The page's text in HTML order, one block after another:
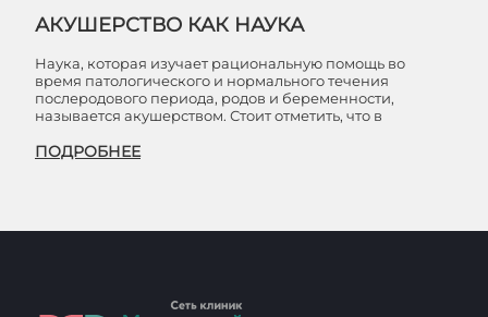
АКУШЕРСТВО КАК НАУКА
Наука, которая изучает рациональную помощь во
время патологического и нормального течения
послеродового периода, родов и беременности,
называется акушерством. Стоит отметить, что в
ПОДРОБНЕЕ